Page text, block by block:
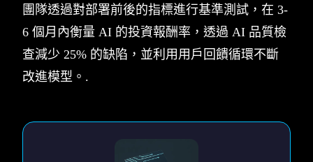
團隊透過對部署前後的指標進行基準測試，在 3-
6 個月內衡量 AI 的投資報酬率，透過 AI 品質檢
查減少 25% 的缺陷，並利用用戶回饋循環不斷
改進模型。.